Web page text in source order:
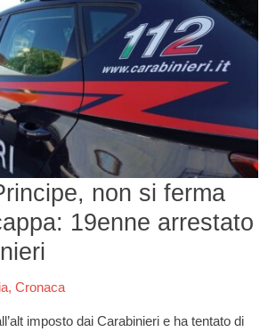
non si ferma
19enne arrestato
, Cronaca
imposto dai Carabinieri e ha tentato di